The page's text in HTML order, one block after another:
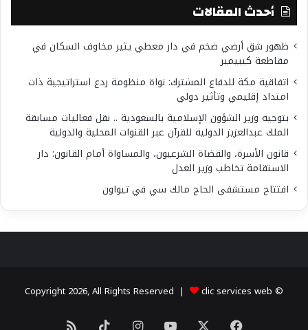
أحدث المقالات
ظهور شق أرضي ضخم في دار معطي يثير مخاوف السكان في
مقاطعة كيبيمير
اتفاقية مكة للدفاع المشترك: نواة منظومة ردع استراتيجية ذات
امتداد إقليمي وتأثير دولي
بتوجيه وزير الشؤون الإسلامية بالسعودية .. نقل فعاليات مسابقة
الملك عبدالعزيز الدولية للقرآن عبر القنوات المحلية والدولية
قانون الأسرة، والقضاة الشرعيون، والمساواة أمام القانون: دار
الاستقامة تخاطب وزير العدل
افتتاح مستشفى الحاج مالك سي في تيواون
© Copyright 2026, All Rights Reserved |
clic services web